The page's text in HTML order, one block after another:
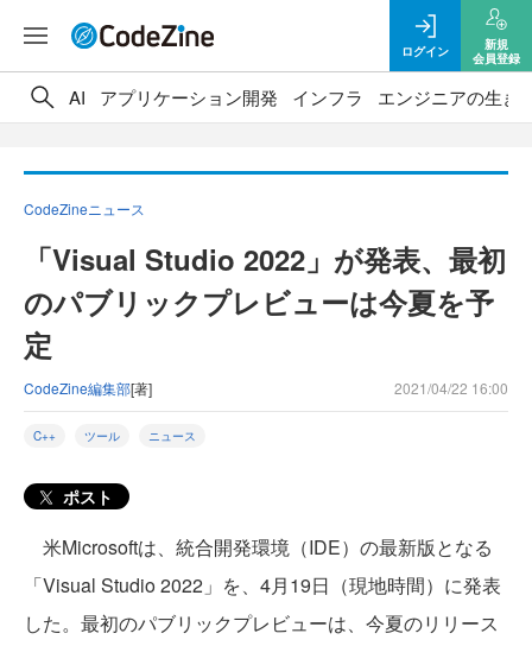
ログイン
新規
会員登録
AI アプリケーション開発 インフラ エンジニアの生き
CodeZineニュース
「Visual Studio 2022」が発表、最初
のパブリックプレビューは今夏を予
定
CodeZine編集部[著] 2021/04/22 16:00
C++ ツール ニュース
ポスト
米Microsoftは、統合開発環境（IDE）の最新版となる
「Visual Studio 2022」を、4月19日（現地時間）に発表
した。最初のパブリックプレビューは、今夏のリリース